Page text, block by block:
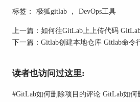
箱与账户注册时绑定的邮箱完
写，下划线字符等。
3、检查自建GitLab实例的
【/etc/gitlab/gitlab.rb】配置文件
TLS）、用户名密码信息等是否
标签： 极狐gitlab ， DevOps工具
上一篇： 如何往GitLab上上传代码
下一篇： Gitlab创建本地仓库 Gitlab命令
读者也访问过这里:
#GitLab如何删除项目的评论 GitLab如何